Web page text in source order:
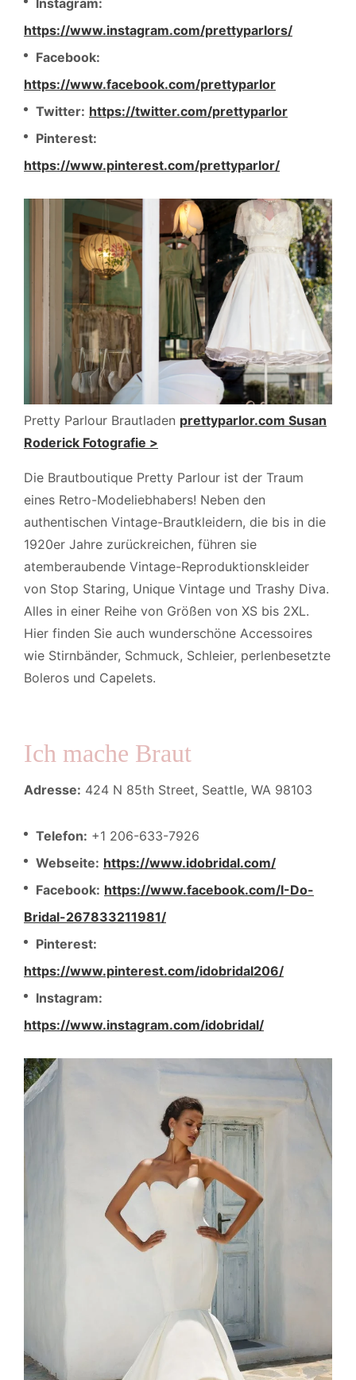
Instagram:
https://www.instagram.com/prettyparlors/
Facebook:
https://www.facebook.com/prettyparlor
Twitter: https://twitter.com/prettyparlor
Pinterest:
https://www.pinterest.com/prettyparlor/
Pretty Parlour Brautladen prettyparlor.com Susan
Roderick Fotografie >
Die Brautboutique Pretty Parlour ist der Traum
eines Retro-Modeliebhabers! Neben den
authentischen Vintage-Brautkleidern, die bis in die
1920er Jahre zurückreichen, führen sie
atemberaubende Vintage-Reproduktionskleider
von Stop Staring, Unique Vintage und Trashy Diva.
Alles in einer Reihe von Größen von XS bis 2XL.
Hier finden Sie auch wunderschöne Accessoires
wie Stirnbänder, Schmuck, Schleier, perlenbesetzte
Boleros und Capelets.
Ich mache Braut
Adresse: 424 N 85th Street, Seattle, WA 98103
Telefon: +1 206-633-7926
Webseite: https://www.idobridal.com/
Facebook: https://www.facebook.com/I-Do-
Bridal-267833211981/
Pinterest:
https://www.pinterest.com/idobridal206/
Instagram:
https://www.instagram.com/idobridal/